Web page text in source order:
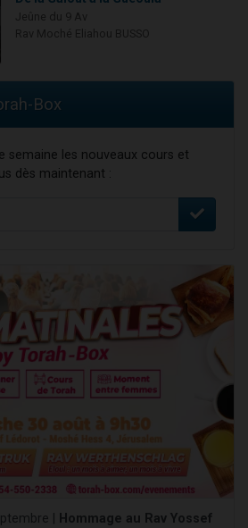
Box
semaine les nouveaux cours et
dès maintenant :
|
Hommage au Rav Yossef